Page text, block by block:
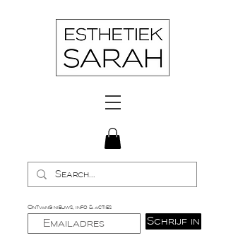
Schrijf in
Ontvang nieuws, info & acties